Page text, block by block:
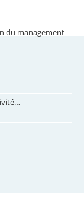
du management